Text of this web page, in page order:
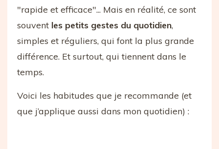
"rapide et efficace"... Mais en réalité, ce sont
souvent les petits gestes du quotidien,
simples et réguliers, qui font la plus grande
différence. Et surtout, qui tiennent dans le
temps.
Voici les habitudes que je recommande (et
que j’applique aussi dans mon quotidien) :